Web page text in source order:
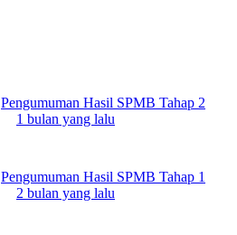
Pengumuman Hasil SPMB Tahap 2
1 bulan yang lalu
Pengumuman Hasil SPMB Tahap 1
2 bulan yang lalu